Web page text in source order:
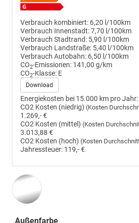
Verbrauch kombiniert: 6,20 l/100km
Verbrauch Innenstadt:7,70 l/100km
Verbrauch Stadtrand: 5,90 l/100km
Verbrauch Landstraße: 5,40 l/100km
Verbrauch Autobahn: 6,50 l/100km
CO2-Emissionen: 141,00 g/km
CO2-Klasse: E
Download
Energiekosten bei 15.000 km pro Jahr:
CO2 Kosten (niedrig) (Kosten
1.269,- €
CO2 Kosten (mittel) (Kosten
3.013,88 €
CO2 Kosten (hoch) (Kosten
Jahressteuer: 119,- €
Außenfarbe